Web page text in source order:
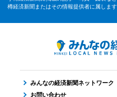
樽経済新聞またはその情報提供者に属します
みんなの経済新聞ネットワーク
お問い合わせ